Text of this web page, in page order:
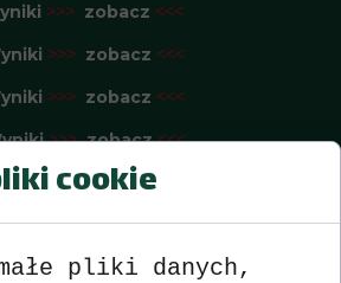
>>> zobacz <<<
>>> zobacz <<<
>>> zobacz <<<
>>>zobacz <<<
>>>zobacz
>>>zobacz <<<
>>> zobacz <<<
cookie
pliki danych,